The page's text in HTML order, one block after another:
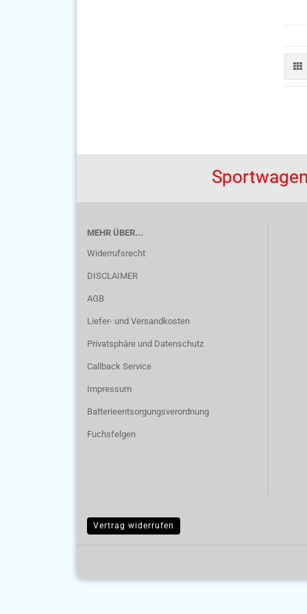
MEHR ÜBER...
Widerrufsrecht
DISCLAIMER
AGB
Liefer- und Versandkosten
Privatsphäre und Datenschutz
Callback Service
Impressum
Batterieentsorgungsverordnung
Fuchsfelgen
Vertrag widerrufen